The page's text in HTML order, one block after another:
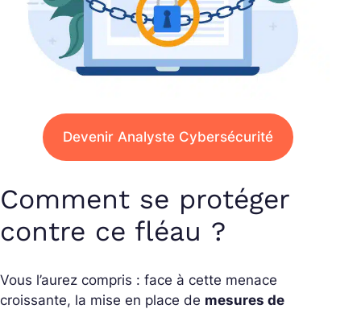
Devenir Analyste Cybersécurité
Comment se protéger
contre ce fléau ?
Vous l’aurez compris : face à cette menace
croissante, la mise en place de mesures de